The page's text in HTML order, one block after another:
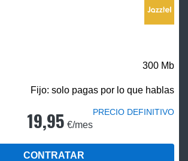
300 Mb
Fijo: solo pagas por lo que hablas
19,95 €/mes
PRECIO DEFINITIVO
CONTRATAR